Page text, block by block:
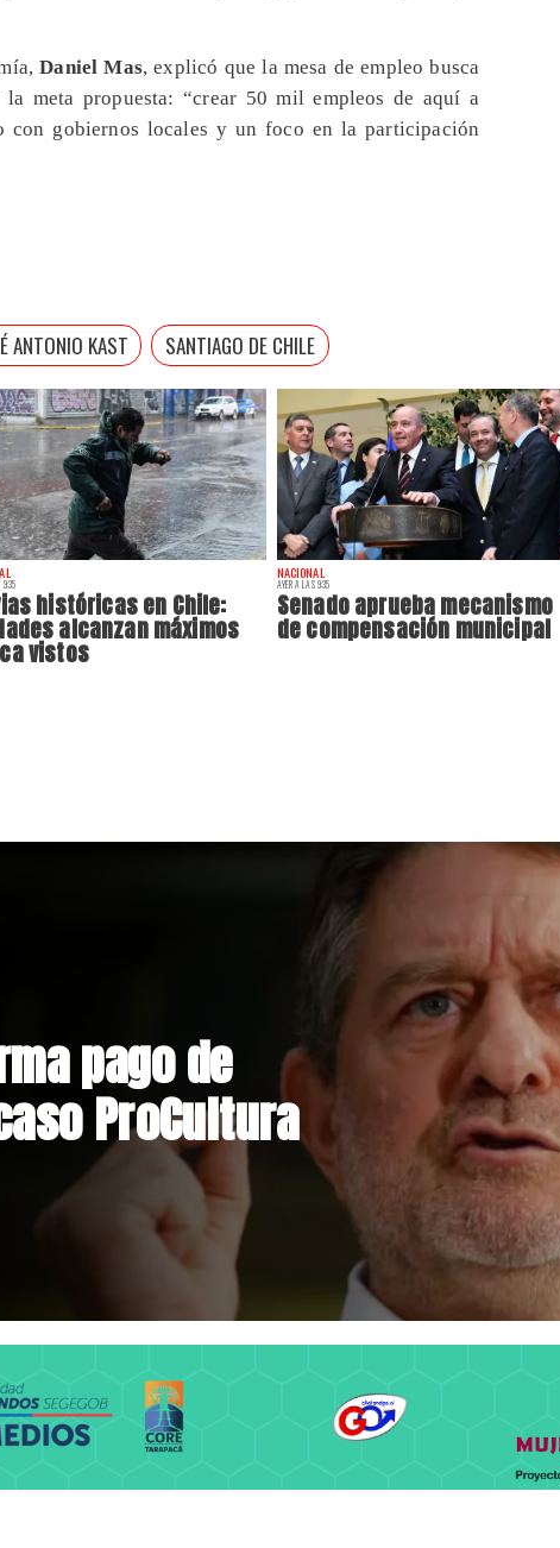
9:35
históricas en Chile:
alcanzan máximos
vistos
NACIONAL
AYER A LAS 9:35
Senado aprueba mecanismo
de compensación municipal
Daniel Mas, explicó que la mesa de empleo busca
meta propuesta: “crear 50 mil empleos de aquí a
con gobiernos locales y un foco en la participación
ANTONIO KAST SANTIAGO DE CHILE
de
por